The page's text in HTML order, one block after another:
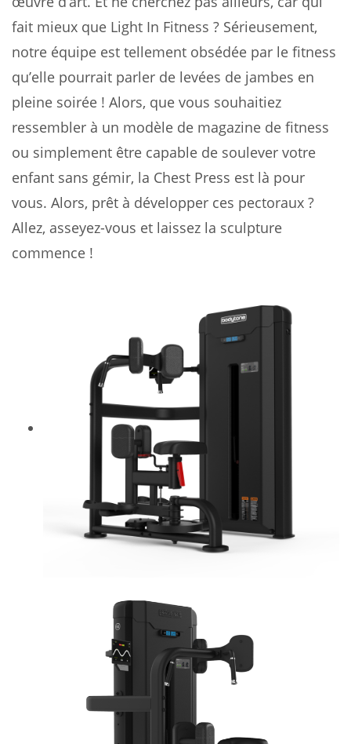
fait mieux que Light In Fitness ? Sérieusement,
notre équipe est tellement obsédée par le fitness
qu’elle pourrait parler de levées de jambes en
pleine soirée ! Alors, que vous souhaitiez
ressembler à un modèle de magazine de fitness
ou simplement être capable de soulever votre
enfant sans gémir, la Chest Press est là pour
vous. Alors, prêt à développer ces pectoraux ?
Allez, asseyez-vous et laissez la sculpture
commence !